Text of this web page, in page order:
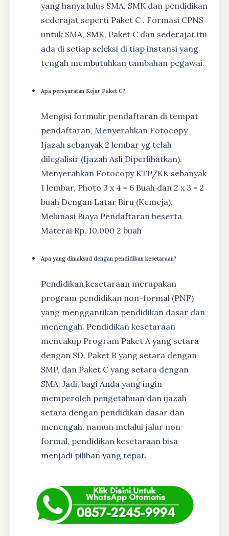
yang hanya lulus SMA, SMK dan pendidikan
sederajat seperti Paket C . Formasi CPNS
untuk SMA, SMK, Paket C dan sederajat itu
ada di setiap seleksi di tiap instansi yang
tengah membutuhkan tambahan pegawai.
Apa persyaratan Kejar Paket C?
Mengisi formulir pendaftaran di tempat
pendaftaran, Menyerahkan Fotocopy
Ijazah sebanyak 2 lembar yg telah
dilegalisir (Ijazah Asli Diperlihatkan),
Menyerahkan Fotocopy KTP/KK sebanyak
1 lembar, Photo 3 x 4 = 6 Buah dan 2 x 3 = 2
buah Dengan Latar Biru (Kemeja),
Melunasi Biaya Pendaftaran beserta
Materai Rp. 10.000 2 buah
Apa yang dimaksud dengan pendidikan kesetaraan?
Pendidikan kesetaraan merupakan
program pendidikan non-formal (PNF)
yang menggantikan pendidikan dasar dan
menengah. Pendidikan kesetaraan
mencakup Program Paket A yang setara
dengan SD, Paket B yang setara dengan
SMP, dan Paket C yang setara dengan
SMA. Jadi, bagi Anda yang ingin
memperoleh pengetahuan dan ijazah
setara dengan pendidikan dasar dan
menengah, namun melalui jalur non-
formal, pendidikan kesetaraan bisa
menjadi pilihan yang tepat.